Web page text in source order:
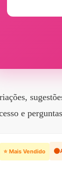
e
⭐ Mais Vendido 🟠